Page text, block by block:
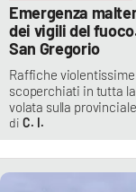
Emergenza
dei vigili del
San Gregorio
Raffiche
scoperchiati in tutta
volata sulla provinciale
C. I.